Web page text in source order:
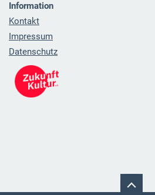
Information
Kontakt
Impressum
Datenschutz